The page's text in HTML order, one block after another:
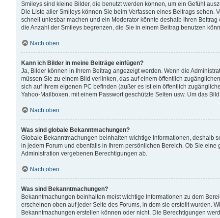
Smileys sind kleine Bilder, die benutzt werden können, um ein Gefühl
Die Liste aller Smileys können Sie beim Verfassen eines Beitrags
schnell unlesbar machen und ein Moderator könnte deshalb Ihren
die Anzahl der Smileys begrenzen, die Sie in einem Beitrag benutzen
Nach oben
Kann ich Bilder in meine Beiträge einfügen?
Ja, Bilder können in Ihrem Beitrag angezeigt werden. Wenn die
müssen Sie zu einem Bild verlinken, das auf einem öffentlich
sich auf Ihrem eigenen PC befinden (außer es ist ein öffentlich
Yahoo-Mailboxen, mit einem Passwort geschützte Seiten usw. Um das
Nach oben
Was sind globale Bekanntmachungen?
Globale Bekanntmachungen beinhalten wichtige Informationen, deshalb
in jedem Forum und ebenfalls in Ihrem persönlichen Bereich. Ob Sie
Administration vergebenen Berechtigungen ab.
Nach oben
Was sind Bekanntmachungen?
Bekanntmachungen beinhalten meist wichtige Informationen zu dem
erscheinen oben auf jeder Seite des Forums, in dem sie erstellt wurden.
Bekanntmachungen erstellen können oder nicht. Die Berechtigungen